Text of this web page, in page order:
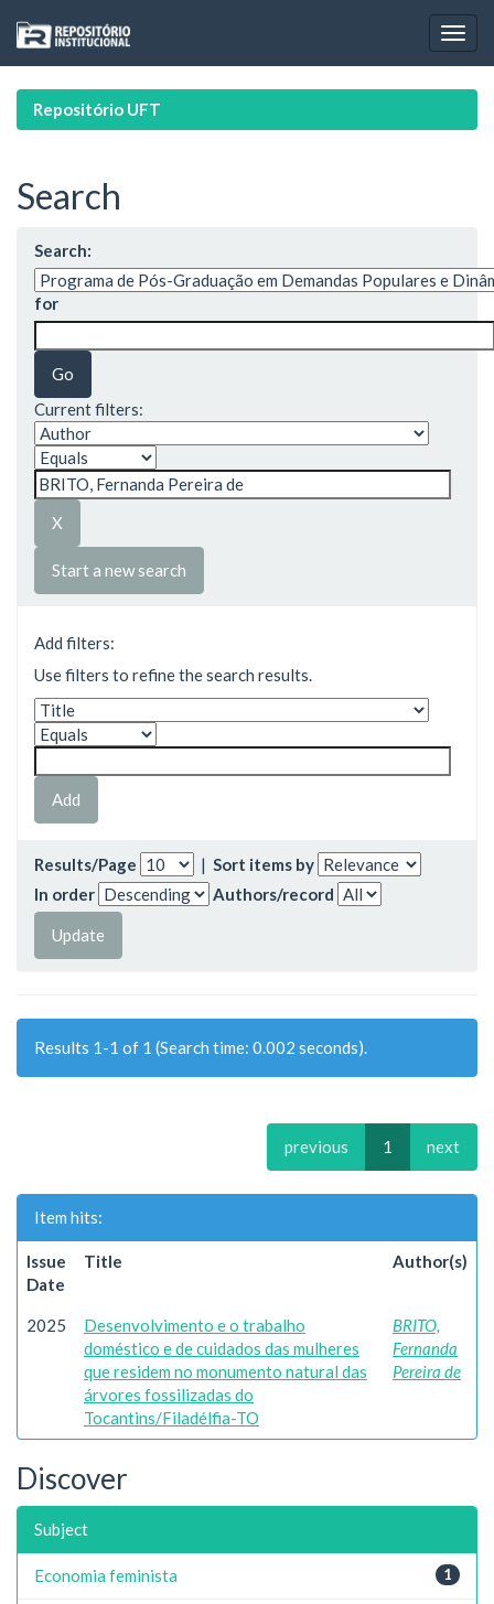
navigation
Repositório UFT
Search
Search:
for
Current filters:
Start a new search
Add filters:
Use filters to refine the search results.
Results/Page | Sort items by
In order
Authors/record
Results 1-1 of 1 (Search time: 0.002 seconds).
previous 1 next
Item hits:
Issue
Date
Title Author(s)
2025
Desenvolvimento e o trabalho
doméstico e de cuidados das mulheres
que residem no monumento natural das
árvores fossilizadas do
Tocantins/Filadélfia-TO
BRITO,
Fernanda
Pereira de
Discover
Subject
1
Economia feminista